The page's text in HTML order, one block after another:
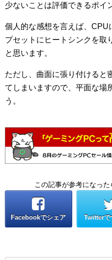
少ないことは評価できるポイ
個人的な感想を言えば、CPU
プセットにヒートシンクを取
と思います。
ただし、曲面に張り付けると
てしまいますので、平面な場
う。
この記事が参考になった
Facebookでシェア Twitterで